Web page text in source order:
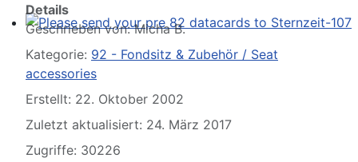
Details
Geschrieben von:Micha B.
Kategorie: 92 - Fondsitz & Zubehör / Seat
accessories
Erstellt: 22. Oktober 2002
Zuletzt aktualisiert: 24. März 2017
Zugriffe: 30226